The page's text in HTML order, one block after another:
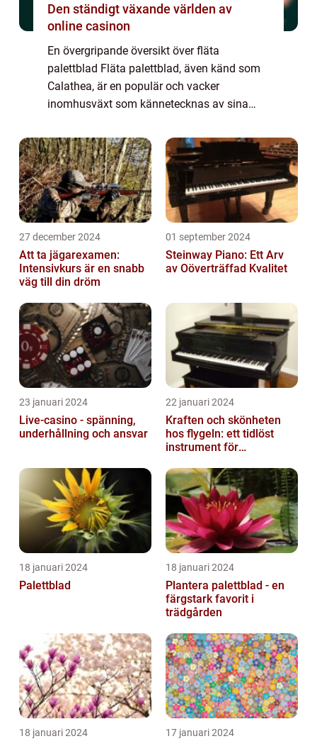
Den ständigt växande världen av
online casinon
En övergripande översikt över fläta
palettblad Fläta palettblad, även känd som
Calathea, är en populär och vacker
inomhusväxt som kännetecknas av sina
växt är en medlem av Marantafamiljen och
avväpnar med sin v...
27 december 2024
Att ta jägarexamen:
Intensivkurs är en snabb
väg till din dröm
01 september 2024
Steinway Piano: Ett Arv
av Oöverträffad Kvalitet
23 januari 2024
Live-casino - spänning,
underhållning och ansvar
22 januari 2024
Kraften och skönheten
hos flygeln: ett tidlöst
instrument för
18 januari 2024
Palettblad
18 januari 2024
Plantera palettblad - en
färgstark favorit i
trädgården
18 januari 2024 17 januari 2024